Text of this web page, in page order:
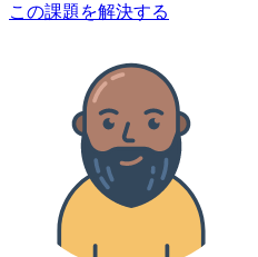
この課題を解決する